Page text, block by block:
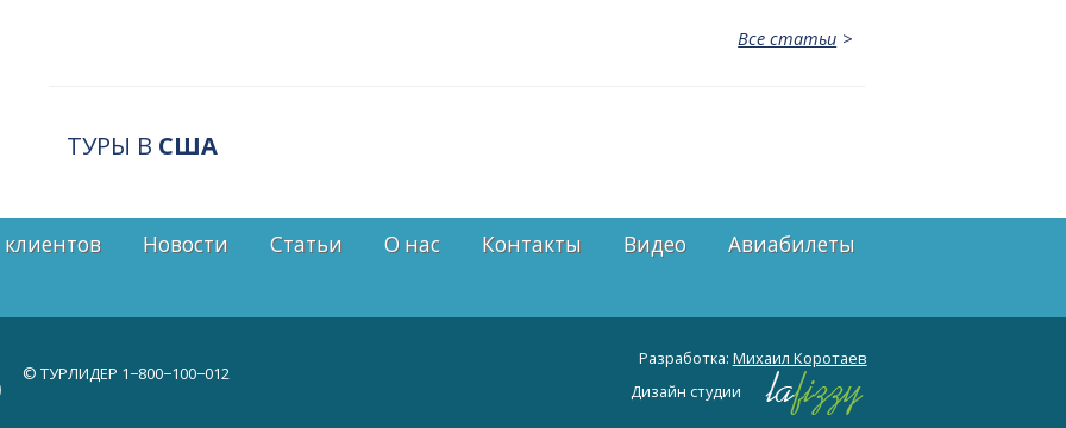
Все статьи
ТУРЫ В США
Новости Статьи О нас Контакты Видео
Авиабилеты
© ТУРЛИДЕР 1−800−100−012
Разработка: Михаил Коротаев
Дизайн студии